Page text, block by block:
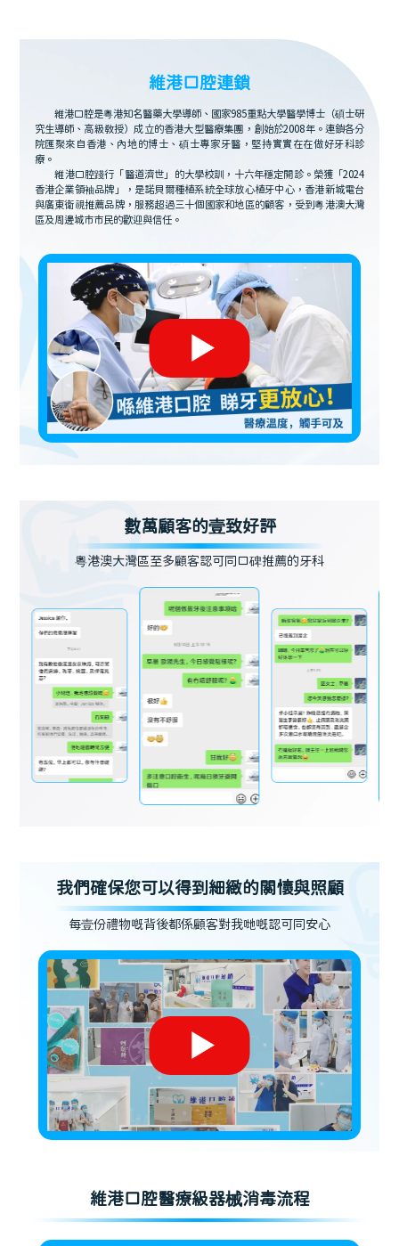
維港口腔連鎖
維港口腔是粵港知名醫藥大學導師、國家985重點大學醫學博士（碩士研
究生導師、高級教授）成立的香港大型醫療集團，創始於2008年。連鎖各分
院匯聚來自香港、內地的博士、碩士專家牙醫，堅持實實在在做好牙科診
療。
維港口腔踐行「醫道濟世」的大學校訓，十六年穩定開診。榮獲「2024
香港企業領袖品牌」，是諾貝爾種植系統全球放心植牙中心，香港新城電台
與廣東衛視推薦品牌，服務超過三十個國家和地區的顧客，受到粵港澳大灣
區及周邊城市市民的歡迎與信任。
數萬顧客的壹致好評
粵港澳大灣區至多顧客認可同口碑推薦的牙科
我們確保您可以得到細緻的關懷與照顧
每壹份禮物嘅背後都係顧客對我哋嘅認可同安心
維港口腔醫療級器械消毒流程